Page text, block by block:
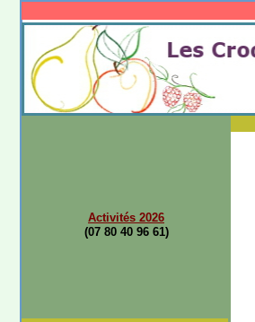
Activités 2026
(07 80 40 96 61)